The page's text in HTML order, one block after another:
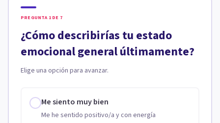
PREGUNTA 1 DE 7
¿Cómo describirías tu estado
emocional general últimamente?
Elige una opción para avanzar.
Me siento muy bien
Me he sentido positivo/a y con energía